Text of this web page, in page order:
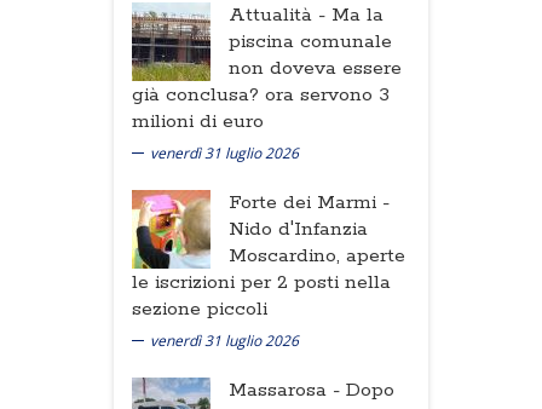
Attualità - Ma la
piscina comunale
non doveva essere
già conclusa? ora servono 3
milioni di euro
venerdì 31 luglio 2026
Forte dei Marmi -
Nido d'Infanzia
Moscardino, aperte
le iscrizioni per 2 posti nella
sezione piccoli
venerdì 31 luglio 2026
Massarosa - Dopo